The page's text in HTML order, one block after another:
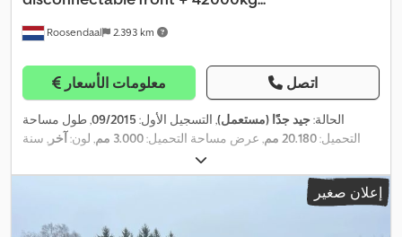
Roosendaal 2.393 km
معلومات الأسعار اتصل
الحالة:جيد جدًا (مستعمل), التسجيل الأول: 09/2015, طول مساحة
التحميل:20.180 مم , عرض مساحة التحميل:3.000 مم , لون:آخر , سنة
إعلان صغير